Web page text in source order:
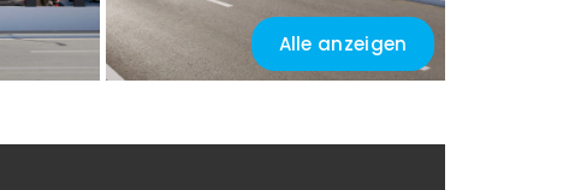
Alle anzeigen